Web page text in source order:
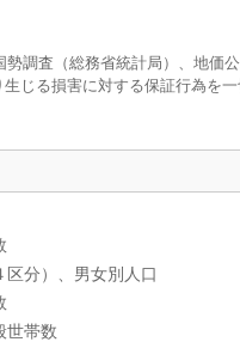
調査（総務省統計局）、地価
じる損害に対する保証行為を
分）、男女別人口
世帯数